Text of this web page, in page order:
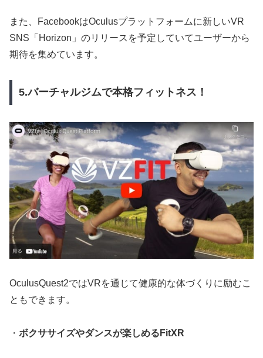
また、FacebookはOculusプラットフォームに新しいVR
SNS「Horizon」のリリースを予定していてユーザーから
期待を集めています。
5.バーチャルジムで本格フィットネス！
OculusQuest2ではVRを通じて健康的な体づくりに励むこ
ともできます。
・ ボクササイズやダンスが楽しめるFitXR